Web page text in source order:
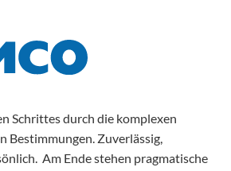
Schrittes durch die komplexen
Bestimmungen. Zuverlässig,
Am Ende stehen pragmatische